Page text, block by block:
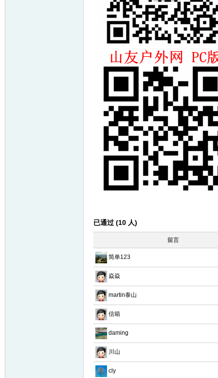
已通过 (10 人)
留言
简单123
焱焱
martin泰山
信箱
daming
川山
cly